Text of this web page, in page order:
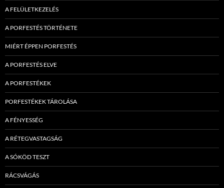
A FELÜLETKEZELÉS
A PORFESTÉS TÖRTÉNETE
MIÉRT ÉPPEN PORFESTÉS
A PORFESTÉS ELVE
A PORFESTÉKEK
PORFESTÉKEK TÁROLÁSA
A FÉNYESSÉG
A RÉTEGVASTAGSÁG
A SÓKÖD TESZT
RÁCSVÁGÁS